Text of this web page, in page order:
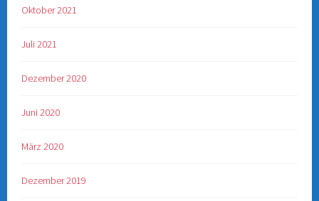
Oktober 2021
Juli 2021
Dezember 2020
Juni 2020
März 2020
Dezember 2019